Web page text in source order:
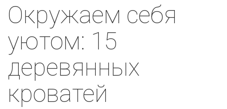
Окружаем себя
уютом: 15
деревянных
кроватей